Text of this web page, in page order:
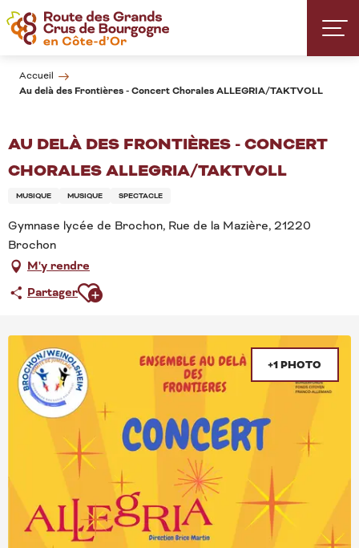
Aller
au
contenu
Accueil
Au delà des Frontières - Concert Chorales ALLEGRIA/TAKTVOLL
AU DELÀ DES FRONTIÈRES - CONCERT
CHORALES ALLEGRIA/TAKTVOLL
MUSIQUE MUSIQUE SPECTACLE
Gymnase lycée de Brochon, Rue de la Mazière, 21220
Brochon
M'y rendre
PartagerAjouter aux favoris
+1 PHOTO